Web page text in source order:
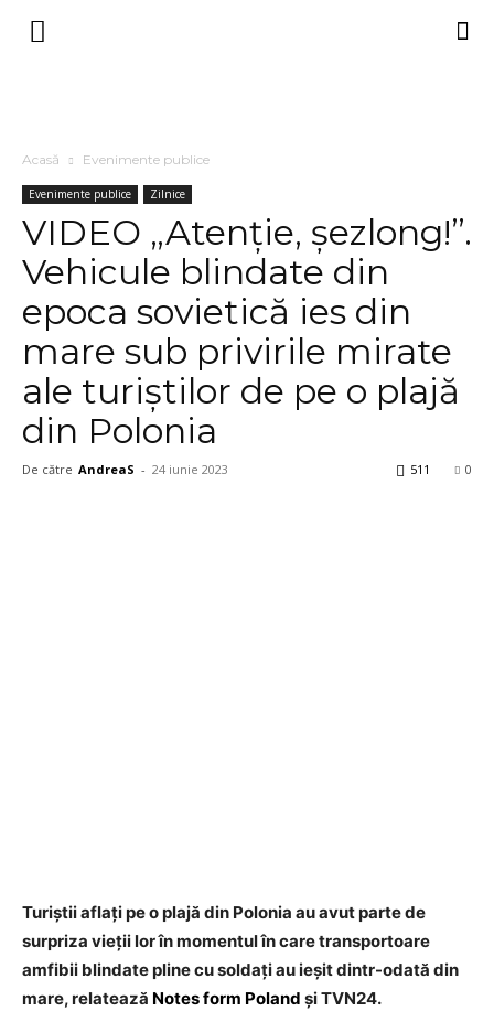
Acasă Evenimente publice
Evenimente publice Zilnice
VIDEO „Atenție, șezlong!”.
Vehicule blindate din
epoca sovietică ies din
mare sub privirile mirate
ale turiștilor de pe o plajă
din Polonia
De către AndreaS - 24 iunie 2023 0
511
​Turiștii aflați pe o plajă din Polonia au avut parte de
surpriza vieții lor în momentul în care transportoare
amfibii blindate pline cu soldați au ieșit dintr-odată din
mare, relatează Notes form Poland și TVN24.